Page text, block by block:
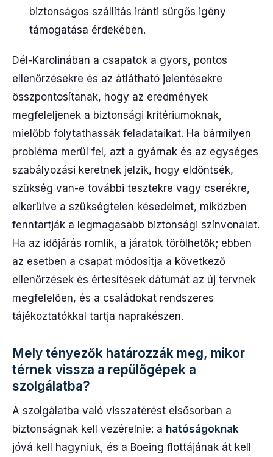
biztonságos szállítás iránti sürgős igény
támogatása érdekében.
Dél-Karolinában a csapatok a gyors, pontos
ellenőrzésekre és az átlátható jelentésekre
összpontosítanak, hogy az eredmények
megfeleljenek a biztonsági kritériumoknak,
mielőbb folytathassák feladataikat. Ha bármilyen
probléma merül fel, azt a gyárnak és az egységes
szabályozási keretnek jelzik, hogy eldöntsék,
szükség van-e további tesztekre vagy cserékre,
elkerülve a szükségtelen késedelmet, miközben
fenntartják a legmagasabb biztonsági színvonalat.
Ha az időjárás romlik, a járatok törölhetők; ebben
az esetben a csapat módosítja a következő
ellenőrzések és értesítések dátumát az új tervnek
megfelelően, és a családokat rendszeres
tájékoztatókkal tartja naprakészen.
Mely tényezők határozzák meg, mikor
térnek vissza a repülőgépek a
szolgálatba?
A szolgálatba való visszatérést elsősorban a
biztonságnak kell vezérelnie: a hatóságoknak
jóvá kell hagyniuk, és a Boeing flottájának át kell